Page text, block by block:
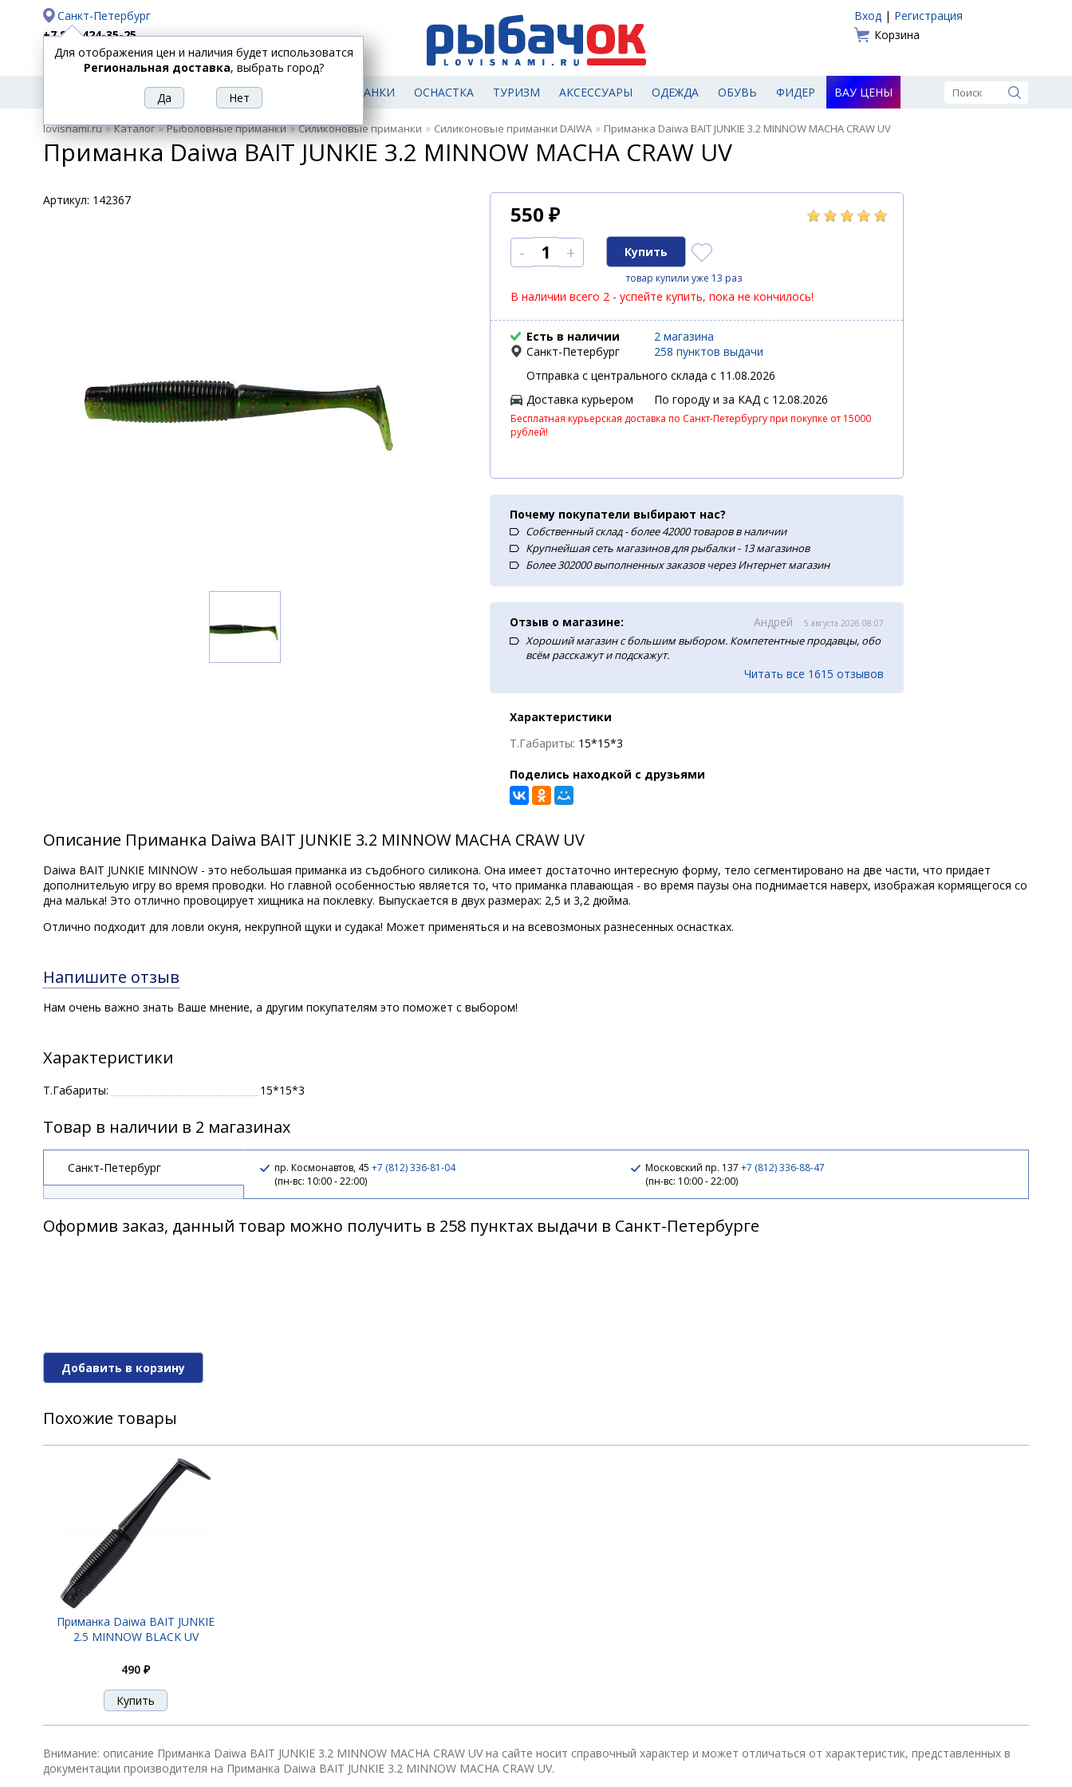
Санкт-Петербург
+7 812 424-35-25
Доставка
Оплата
Вход | Регистрация
Корзина
Для отображения цен и наличия будет использоватся
Региональная доставка, выбрать город?
РЫБОЛОВНЫЕ
ТОВАРЫ
СПИННИНГИ КАТУШКИ ПРИМАНКИ ОСНАСТКА ТУРИЗМ АКСЕССУАРЫ ОДЕЖДА ОБУВЬ ФИДЕР ВАУ ЦЕНЫ
lovisnami.ru»Каталог»Рыболовные приманки»Силиконовые приманки » Силиконовые приманки DAIWA » Приманка Daiwa BAIT JUNKIE 3.2 MINNOW MACHA CRAW UV
Приманка Daiwa BAIT JUNKIE 3.2 MINNOW MACHA CRAW UV
Артикул: 142367
550 ₽
- +
товар купили уже 13 раз
В наличии всего 2 - успейте купить, пока не кончилось!
Есть в наличии
2 магазина
Санкт-Петербург
258 пунктов выдачи
Отправка с центрального склада с 11.08.2026
Доставка курьером
По городу и за КАД c 12.08.2026
Бесплатная курьерская доставка по Санкт-Петербургу при покупке от 15000
рублей!
Почему покупатели выбирают нас?
Собственный склад - более 42000 товаров в наличии
Крупнейшая сеть магазинов для рыбалки - 13 магазинов
Более 302000 выполненных заказов через Интернет магазин
Отзыв о магазине: Андрей 5 августа 2026 08:07
Хороший магазин с большим выбором. Компетентные продавцы, обо
всём расскажут и подскажут.
Читать все 1615 отзывов
Характеристики
Т.Габариты: 15*15*3
Поделись находкой с друзьями
Описание Приманка Daiwa BAIT JUNKIE 3.2 MINNOW MACHA CRAW UV
Daiwa BAIT JUNKIE MINNOW - это небольшая приманка из съдобного силикона. Она имеет достаточно интересную форму, тело сегментировано на две части, что придает
дополнительую игру во время проводки. Но главной особенностью является то, что приманка плавающая - во время паузы она поднимается наверх, изображая кормящегося со
дна малька! Это отлично провоцирует хищника на поклевку. Выпускается в двух размерах: 2,5 и 3,2 дюйма.
Отлично подходит для ловли окуня, некрупной щуки и судака! Может применяться и на всевозмоных разнесенных оснастках.
Напишите отзыв
Нам очень важно знать Ваше мнение, а другим покупателям это поможет с выбором!
Характеристики
Т.Габариты: 15*15*3
Товар в наличии в 2 магазинах
Санкт-Петербург пр. Космонавтов, 45 +7 (812) 336-81-04
(пн-вс: 10:00 - 22:00)
Московский пр. 137+7 (812) 336-88-47
(пн-вс: 10:00 - 22:00)
Оформив заказ, данный товар можно получить в 258 пунктах выдачи в Санкт-Петербурге
Добавить в корзину
Похожие товары
Приманка Daiwa BAIT JUNKIE
2.5 MINNOW BLACK UV
490 ₽
Внимание: описание Приманка Daiwa BAIT JUNKIE 3.2 MINNOW MACHA CRAW UV на сайте носит справочный характер и может отличаться от характеристик, представленных в
документации производителя на Приманка Daiwa BAIT JUNKIE 3.2 MINNOW MACHA CRAW UV.